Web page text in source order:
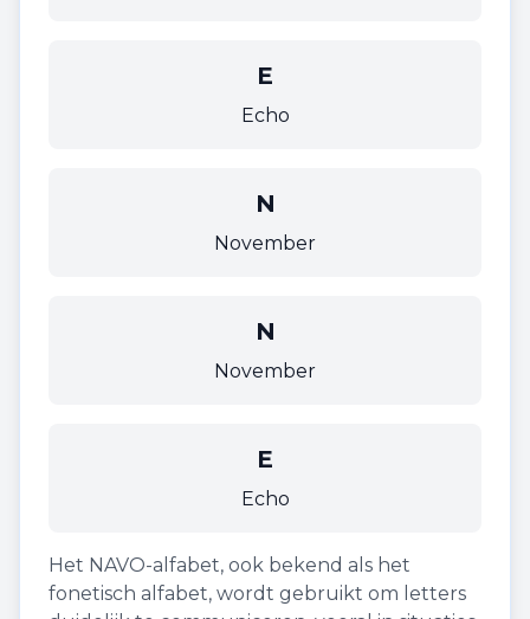
E
Echo
N
November
N
November
E
Echo
Het NAVO-alfabet, ook bekend als het
fonetisch alfabet, wordt gebruikt om letters